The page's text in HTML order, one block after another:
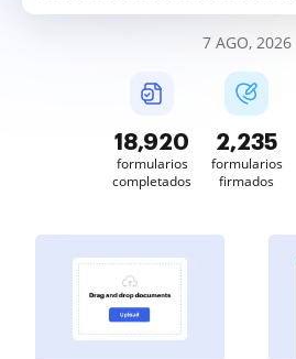
7 AGO, 2026
18,922
formularios
completados
2,236
formularios
firmados